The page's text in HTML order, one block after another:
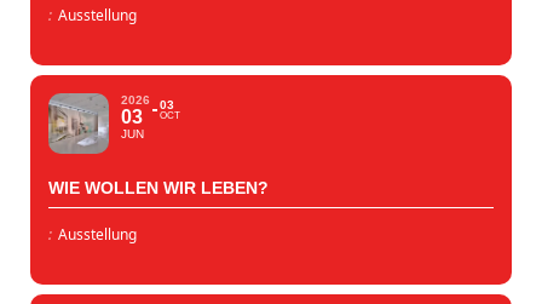
: Ausstellung
2026
03
JUN
03
OCT
WIE WOLLEN WIR LEBEN?
: Ausstellung